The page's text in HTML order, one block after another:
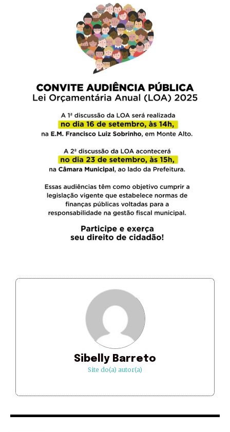
Sibelly Barreto
Site do(a) autor(a)